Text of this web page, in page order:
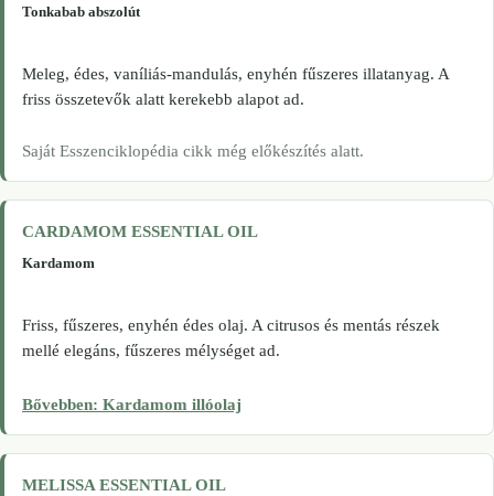
Tonkabab abszolút
Meleg, édes, vaníliás-mandulás, enyhén fűszeres illatanyag. A
friss összetevők alatt kerekebb alapot ad.
Saját Esszenciklopédia cikk még előkészítés alatt.
CARDAMOM ESSENTIAL OIL
Kardamom
Friss, fűszeres, enyhén édes olaj. A citrusos és mentás részek
mellé elegáns, fűszeres mélységet ad.
Bővebben: Kardamom illóolaj
MELISSA ESSENTIAL OIL